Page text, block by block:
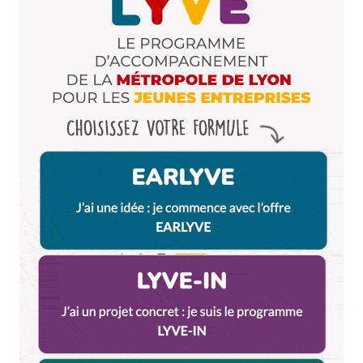
Merci pour l’adresse. Mais il n’y a pas que des
boutiques qui vendent pas « des culottes pour vieille
dame » dans le 7ème.
Il y a aussi la boutique BE HAPPY au 69 Avenue Jean
Jaurès. Super boutique multi-marques (i-Code ;
fiancée du pirate ; Yaya ; .. ) : vêtements, bijoux, sacs,
articles pour la maison. Cathy vous accueille avec un
grand sourire et elle a toujours une super
Répondre
Bonjour Hélène, je suis moi même cliente de Be
Happy, et c’est vrai qu’elle a une très belle
collection. J’y vais plutôt pendant les soldes,
parce que c’est beau, mais pas donnés.
11 janvier 2018 à 11 h 34 min